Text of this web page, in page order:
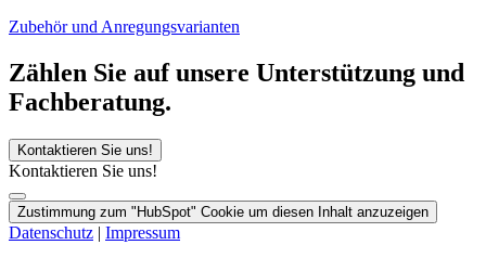
Zubehör und Anregungsvarianten
Zählen Sie auf unsere Unterstützung und
Fachberatung.
Kontaktieren Sie uns!
Kontaktieren Sie uns!
Zustimmung zum "HubSpot" Cookie um diesen Inhalt anzuzeigen
Datenschutz | Impressum